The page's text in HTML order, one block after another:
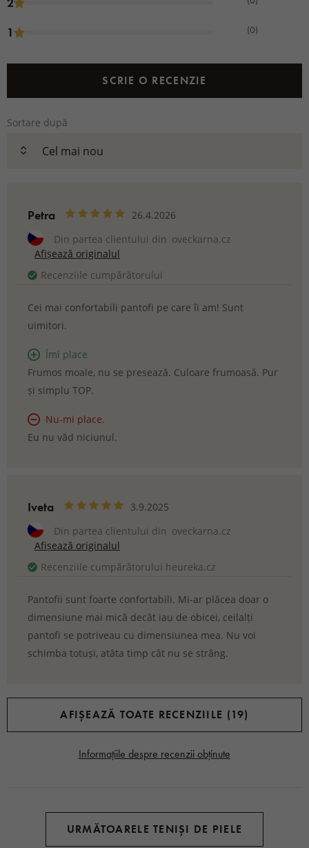
1 (0)
SCRIE O RECENZIE
Sortare după
Petra
26.4.2026
Din partea clientului din oveckarna.cz
Afișează originalul
Recenziile cumpărătorului
Cei mai confortabili pantofi pe care îi am! Sunt
uimitori.
Îmi place
Frumos moale, nu se presează. Culoare frumoasă. Pur
și simplu TOP.
Nu-mi place.
Eu nu văd niciunul.
Iveta
3.9.2025
Din partea clientului din oveckarna.cz
Afișează originalul
Recenziile cumpărătorului heureka.cz
Pantofii sunt foarte confortabili. Mi-ar plăcea doar o
dimensiune mai mică decât iau de obicei, ceilalți
pantofi se potriveau cu dimensiunea mea. Nu voi
schimba totuși, atâta timp cât nu se strâng.
AFIȘEAZĂ TOATE RECENZIILE (19)
Informațiile despre recenzii obținute
URMĂTOARELE TENIȘI DE PIELE